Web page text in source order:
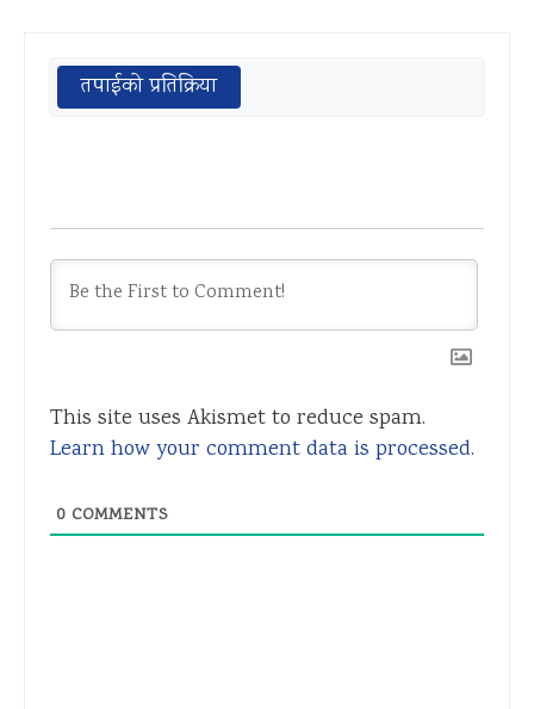
तपाईको प्रतिक्रिया
This site uses Akismet to reduce spam.
Learn how your comment data is processed.
0 COMMENTS